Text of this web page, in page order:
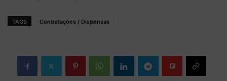
TAGS Contratações / Dispensas